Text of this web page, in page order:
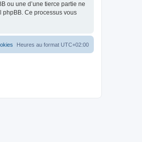
ou une d’une tierce partie ne
phpBB. Ce processus vous
Heures au format UTC+02:00